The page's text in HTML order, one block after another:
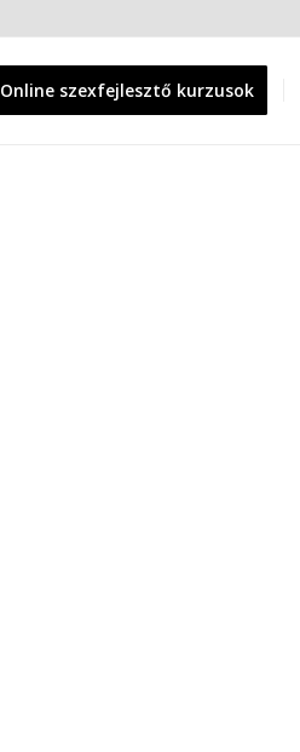
Online szexfejlesztő kurzusok